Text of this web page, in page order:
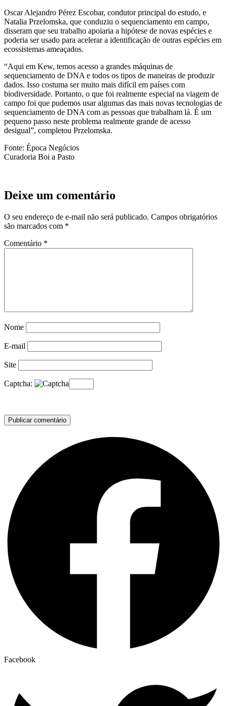
Oscar Alejandro Pérez Escobar, condutor principal do estudo, e
Natalia Przelomska, que conduziu o sequenciamento em campo,
disseram que seu trabalho apoiaria a hipótese de novas espécies e
poderia ser usado para acelerar a identificação de outras espécies em
ecossistemas ameaçados.
“Aqui em Kew, temos acesso a grandes máquinas de
sequenciamento de DNA e todos os tipos de maneiras de produzir
dados. Isso costuma ser muito mais difícil em países com
biodiversidade. Portanto, o que foi realmente especial na viagem de
campo foi que pudemos usar algumas das mais novas tecnologias de
sequenciamento de DNA com as pessoas que trabalham lá. É um
pequeno passo neste problema realmente grande de acesso
desigual”, completou Przelomska.
Fonte: Época Negócios
Curadoria Boi a Pasto
Deixe um comentário
O seu endereço de e-mail não será publicado. Campos obrigatórios
são marcados com *
Comentário *
Nome
E-mail
Site
Captcha:
Facebook